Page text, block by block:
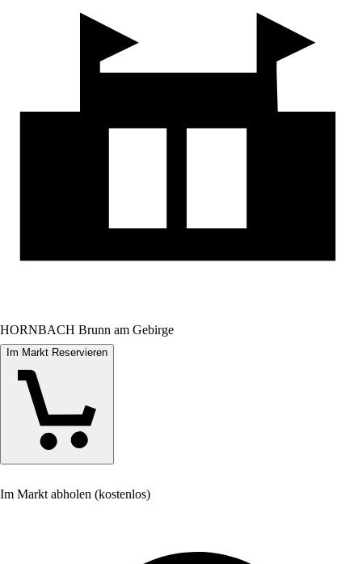
HORNBACH Brunn am Gebirge
Im Markt Reservieren
Im Markt abholen (kostenlos)